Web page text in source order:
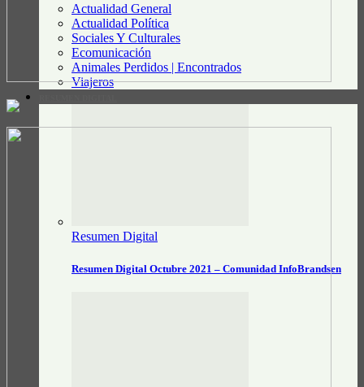
Actualidad General
Actualidad Política
Sociales Y Culturales
Ecomunicación
Animales Perdidos | Encontrados
Viajeros
Resumen Digital
Resumen Digital Octubre 2021 – Comunidad InfoBrandsen